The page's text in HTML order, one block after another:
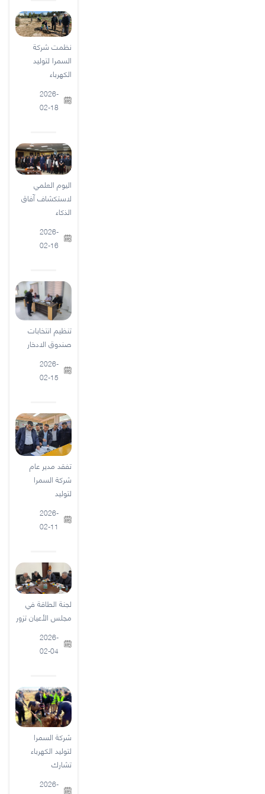
نظمت شركة
السمرا لتوليد
الكهرباء
2026-
02-18
اليوم العلمي
لاستكشاف آفاق
الذكاء
2026-
02-16
تنظيم انتخابات
صندوق الادخار
2026-
02-15
تفقد مدير عام
شركة السمرا
لتوليد
2026-
02-11
لجنة الطاقة في
مجلس الأعيان تزور
2026-
02-04
شركة السمرا
لتوليد الكهرباء
تشارك
2026-